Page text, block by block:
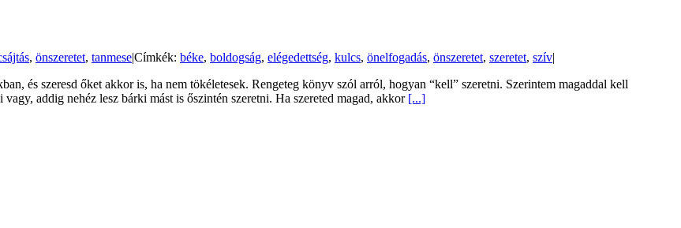
, önszeretet, tanmese|Címkék: béke, boldogság, elégedettség, kulcs, önelfogadás, önszeretet, szeretet, szív|
és szeresd őket akkor is, ha nem tökéletesek. Rengeteg könyv szól arról, hogyan “kell” szeretni. Szerintem magaddal kell
addig nehéz lesz bárki mást is őszintén szeretni. Ha szereted magad, akkor [...]